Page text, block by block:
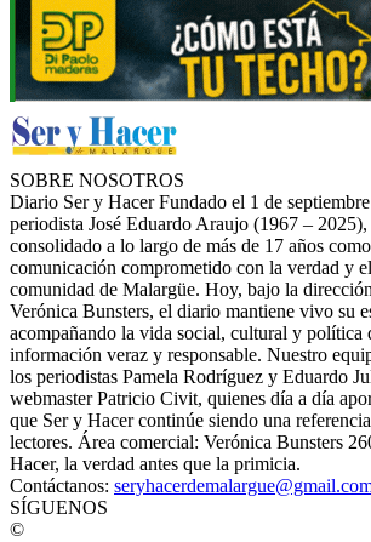
SOBRE NOSOTROS
Diario Ser y Hacer Fundado el 1 de
periodista José Eduardo Araujo (1967 – 2025),
consolidado a lo largo de más de 17 años
comunicación comprometido con la verdad y
comunidad de Malargüe. Hoy, bajo la
Verónica Bunsters, el diario mantiene vivo su
acompañando la vida social, cultural y política
información veraz y responsable. Nuestro
los periodistas Pamela Rodríguez y Eduardo
webmaster Patricio Civit, quienes día a día
que Ser y Hacer continúe siendo una
lectores. Área comercial: Verónica Bunsters
Hacer, la verdad antes que la primicia.
Contáctanos:
SÍGUENOS
©